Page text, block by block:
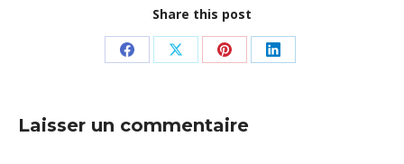
Share this post
PartagerPartagerPartager
Pinterest
Partager
Laisser un commentaire